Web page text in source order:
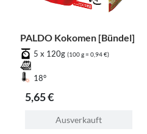
PALDO Kokomen [Bündel]
5 x 120g (100 g = 0,94 €)
18°
5,65 €
Ausverkauft